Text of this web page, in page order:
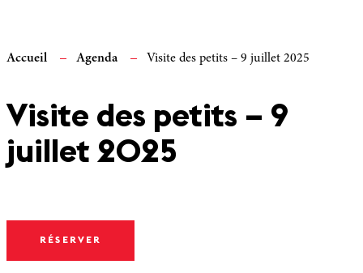
Accueil Agenda Visite des petits – 9 juillet 2025
Visite des petits – 9
juillet 2025
RÉSERVER